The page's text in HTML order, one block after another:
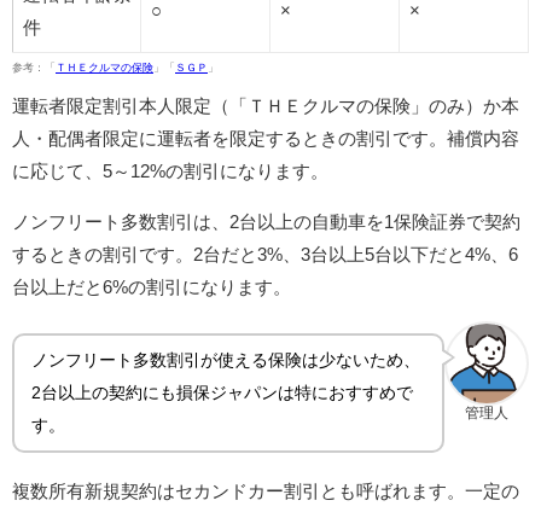
件
○ × ×
参考：「 ＴＨＥクルマの保険 」「 ＳＧＰ 」
運転者限定割引本人限定（「ＴＨＥクルマの保険」のみ）か本
人・配偶者限定に運転者を限定するときの割引です。補償内容
に応じて、5～12%の割引になります。
ノンフリート多数割引は、2台以上の自動車を1保険証券で契約
するときの割引です。2台だと3%、3台以上5台以下だと4%、6
台以上だと6%の割引になります。
管理人
ノンフリート多数割引が使える保険は少ないため、
2台以上の契約にも損保ジャパンは特におすすめで
す。
複数所有新規契約はセカンドカー割引とも呼ばれます。一定の